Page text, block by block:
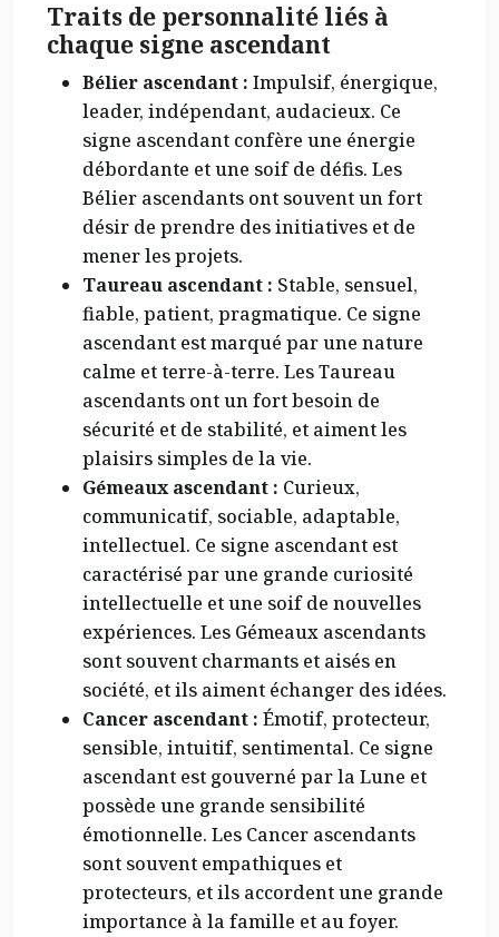
Traits de personnalité liés à
chaque signe ascendant
Bélier ascendant : Impulsif, énergique,
leader, indépendant, audacieux. Ce
signe ascendant confère une énergie
débordante et une soif de défis. Les
Bélier ascendants ont souvent un fort
désir de prendre des initiatives et de
mener les projets.
Taureau ascendant : Stable, sensuel,
fiable, patient, pragmatique. Ce signe
ascendant est marqué par une nature
calme et terre-à-terre. Les Taureau
ascendants ont un fort besoin de
sécurité et de stabilité, et aiment les
plaisirs simples de la vie.
Gémeaux ascendant : Curieux,
communicatif, sociable, adaptable,
intellectuel. Ce signe ascendant est
caractérisé par une grande curiosité
intellectuelle et une soif de nouvelles
expériences. Les Gémeaux ascendants
sont souvent charmants et aisés en
société, et ils aiment échanger des idées.
Cancer ascendant : Émotif, protecteur,
sensible, intuitif, sentimental. Ce signe
ascendant est gouverné par la Lune et
possède une grande sensibilité
émotionnelle. Les Cancer ascendants
sont souvent empathiques et
protecteurs, et ils accordent une grande
importance à la famille et au foyer.